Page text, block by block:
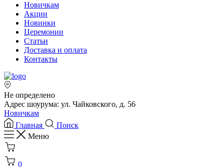
Новичкам
Акции
Новинки
Церемонии
Статьи
Доставка и оплата
Контакты
Не определено
Адрес шоурума: ул. Чайковского, д. 56
Новичкам
Главная
Поиск
Меню
0